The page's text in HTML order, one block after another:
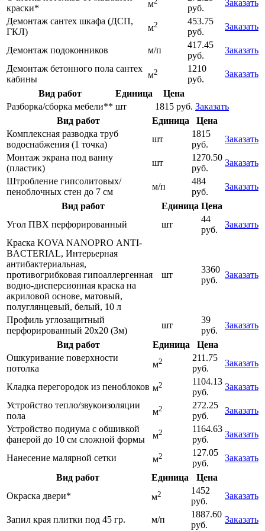
краски*
м
руб.
Заказать
Демонтаж сантех шкафа (ДСП,
ГКЛ)
м2
453.75
руб.
Заказать
Демонтаж подоконников м/п
417.45
руб.
Заказать
Демонтаж бетонного пола сантех
кабины
м2
1210
руб.
Заказать
Вид работ
Единица
Цена
Разборка/сборка мебели** шт 1815 руб. Заказать
Вид работ
Единица
Цена
Комплексная разводка труб
водоснабжения (1 точка)
шт
1815
руб.
Заказать
Монтаж экрана под ванну
(пластик)
шт
1270.50
руб.
Заказать
Штробление гипсолитовых/
пеноблочных стен до 7 см
м/п
484
руб.
Заказать
Вид работ
Единица Цена
Угол ПВХ перфорированный
шт
44
руб.
Заказать
Краска KOVA NANOPRО ANTI-
BACTERIAL, Интерьерная
антибактериальная,
противогрибковая гипоаллергенная
водно-дисперсионная краска на
акриловой основе, матовый,
полуглянцевый, белый, 10 л
шт
3360
руб.
Заказать
Профиль углозащитный
перфорированный 20х20 (3м)
шт
39
руб.
Заказать
Вид работ
Единица
Цена
Ошкуривание поверхности
потолка
м2
211.75
руб.
Заказать
Кладка перегородок из пеноблоков м2
1104.13
руб.
Заказать
Устройство тепло/звукоизоляции
пола
м2
272.25
руб.
Заказать
Устройство подиума с обшивкой
фанерой до 10 см сложной формы
м2
1164.63
руб.
Заказать
Нанесение малярной сетки м2
127.05
руб.
Заказать
Вид работ
Единица
Цена
Окраска двери*
м2
1452
руб.
Заказать
Запил края плитки под 45 гр. м/п
1887.60
руб.
Заказать